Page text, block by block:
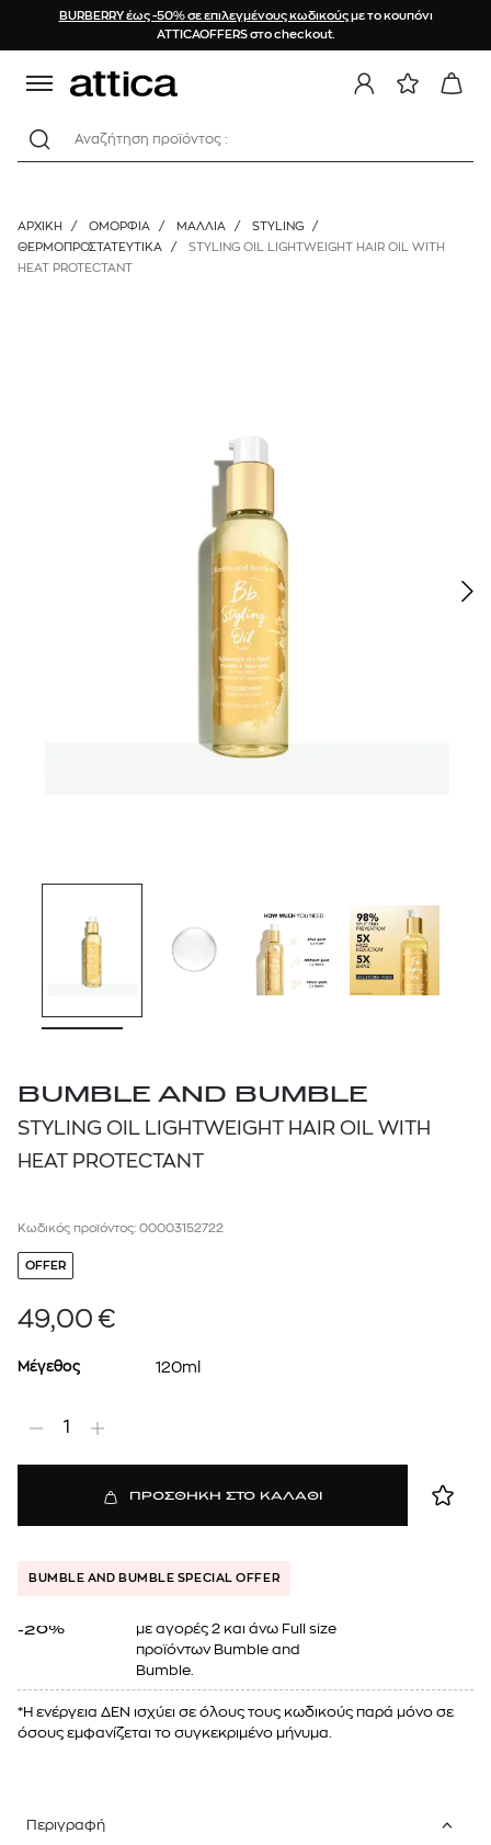
BURBERRY έως -50% σε επιλεγμένους κωδικούςμε το κουπόνι
ATTICAOFFERS στο checkout.
Αναζήτηση προϊόντος :
ΑΡΧΙΚΉ / ΟΜΟΡΦΙΑ / ΜΑΛΛΙΑ / STYLING
/
ΘΕΡΜΟΠΡΟΣΤΑΤΕΥΤΙΚΆ
/
STYLING OIL LIGHTWEIGHT HAIR OIL WITH
HEAT PROTECTANT
BUMBLE AND BUMBLE
STYLING OIL LIGHTWEIGHT HAIR OIL WITH
HEAT PROTECTANT
Κωδικός προϊόντος: 00003152722
OFFER
49,00 €
Μέγεθος 120ml
1
ΠΡΟΣΘΗΚΗ ΣΤΟ ΚΑΛΑΘΙ
BUMBLE AND BUMBLE SPECIAL OFFER
-20%
με αγορές 2 και άνω Full size
προϊόντων Bumble and
Bumble.
*Η ενέργεια ΔΕΝ ισχύει σε όλους τους κωδικούς παρά μόνο σε
όσους εμφανίζεται το συγκεκριμένο μήνυμα.
Περιγραφή